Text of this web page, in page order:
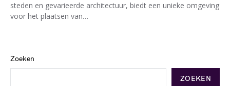
steden en gevarieerde architectuur, biedt een unieke omgeving
voor het plaatsen van…
Zoeken
ZOEKEN